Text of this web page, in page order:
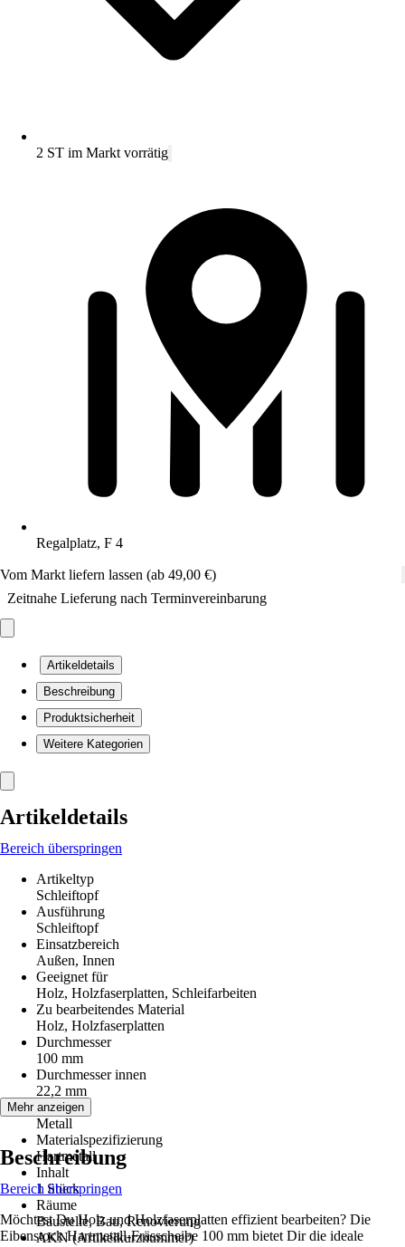
2 ST im Markt vorrätig
Regalplatz, F 4
Vom Markt liefern lassen (ab 49,00 €)
Zeitnahe Lieferung nach Terminvereinbarung
Artikeldetails
Beschreibung
Produktsicherheit
Weitere Kategorien
Artikeldetails
Bereich überspringen
Artikeltyp
Schleiftopf
Ausführung
Schleiftopf
Einsatzbereich
Außen, Innen
Geeignet für
Holz, Holzfaserplatten, Schleifarbeiten
Zu bearbeitendes Material
Holz, Holzfaserplatten
Durchmesser
100 mm
Durchmesser innen
22,2 mm
Material
Metall
Materialspezifizierung
Hartmetall
Inhalt
1 Stück
Räume
Baustelle, Bau, Renovierung
AKN (Artikelkurznummer)
Mehr anzeigen
Beschreibung
Bereich überspringen
Möchtest Du Holz und Holzfaserplatten effizient bearbeiten? Die
Eibenstock Hartmetall-Frässcheibe 100 mm bietet Dir die ideale